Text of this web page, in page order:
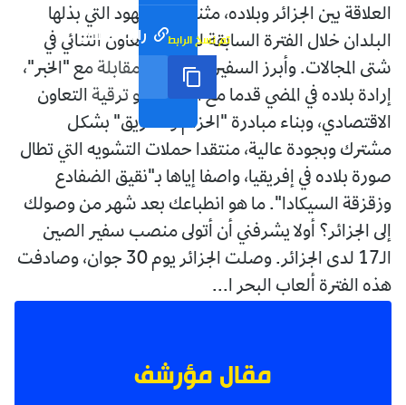
رابط مختصر تم نسخ الرابط
العلاقة بين الجزائر وبلاده، مثنيا على الجهود التي بذلها
البلدان خلال الفترة السابقة لتعزيز التعاون الثنائي في
شتى المجالات. وأبرز السفير الصيني في مقابلة مع "الخبر"،
إرادة بلاده في المضي قدما مع الجزائر نحو ترقية التعاون
الاقتصادي، وبناء مبادرة "الحزام والطريق" بشكل
مشترك وبجودة عالية، منتقدا حملات التشويه التي تطال
صورة بلاده في إفريقيا، واصفا إياها بـ"نقيق الضفادع
وزقزقة السيكادا". ما هو انطباعك بعد شهر من وصولك
إلى الجزائر؟ أولا يشرفني أن أتولى منصب سفير الصين
الـ17 لدى الجزائر. وصلت الجزائر يوم 30 جوان، وصادفت
هذه الفترة ألعاب البحر ا...
مقال مؤرشف